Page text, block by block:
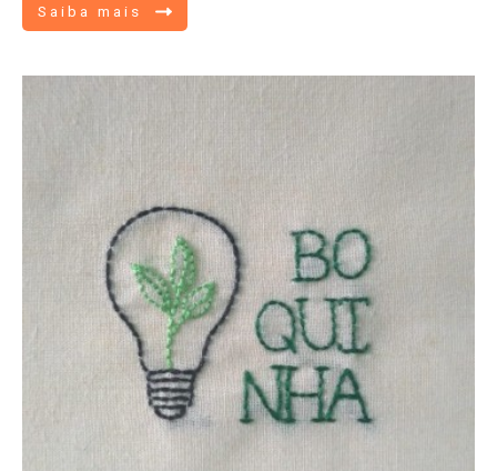
Saiba mais